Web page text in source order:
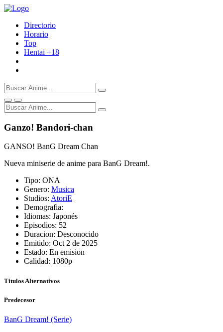
Directorio
Horario
Top
Hentai +18
Ganzo! Bandori-chan
GANSO! BanG Dream Chan
Nueva miniserie de anime para BanG Dream!.
Tipo: ONA
Genero: Musica
Studios: AtoriE
Demografia:
Idiomas: Japonés
Episodios: 52
Duracion: Desconocido
Emitido: Oct 2 de 2025
Estado: En emision
Calidad: 1080p
Titulos Alternativos
Predecesor
BanG Dream! (Serie)